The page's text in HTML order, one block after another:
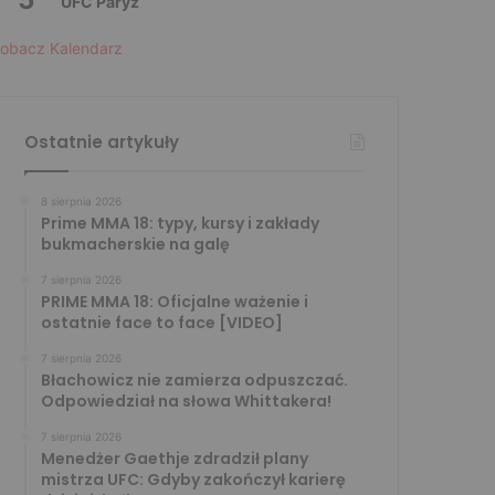
Kalendarz
Ostatnie artykuły
8 sierpnia 2026
Prime MMA 18: typy, kursy i zakłady
bukmacherskie na galę
7 sierpnia 2026
PRIME MMA 18: Oficjalne ważenie i
ostatnie face to face [VIDEO]
7 sierpnia 2026
Błachowicz nie zamierza odpuszczać.
Odpowiedział na słowa Whittakera!
7 sierpnia 2026
Menedżer Gaethje zdradził plany
mistrza UFC: Gdyby zakończył karierę